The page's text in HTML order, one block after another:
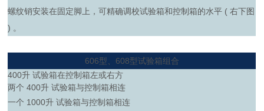
螺纹销安装在固定脚上，可精确调校试验箱和控制箱的水平 ( 右下图
) 。
606型、608型试验箱组合
400升 试验箱在控制箱左或右方
两个 400升 试验箱与控制箱相连
一个 1000升 试验箱与控制箱相连